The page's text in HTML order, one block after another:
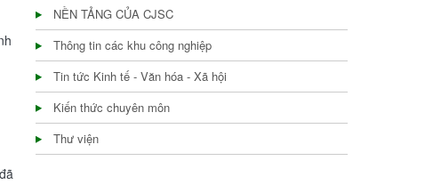
NỀN TẢNG CỦA CJSC
Thông tin các khu công nghiệp
Tin tức Kinh tế - Văn hóa - Xã hội
Kiến thức chuyên môn
Thư viện